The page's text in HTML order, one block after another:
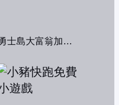
勇士島大富翁加強版